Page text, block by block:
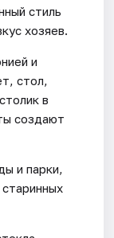
стиль
хозяев.
и
стол,
в
создают
и парки,